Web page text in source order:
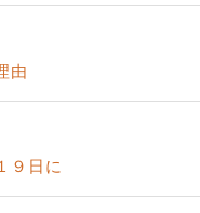
由
９日に